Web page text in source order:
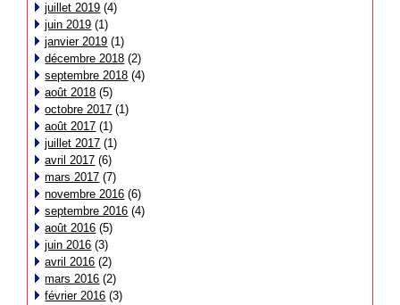
juillet 2019 (4)
juin 2019 (1)
janvier 2019 (1)
décembre 2018 (2)
septembre 2018 (4)
août 2018 (5)
octobre 2017 (1)
août 2017 (1)
juillet 2017 (1)
avril 2017 (6)
mars 2017 (7)
novembre 2016 (6)
septembre 2016 (4)
août 2016 (5)
juin 2016 (3)
avril 2016 (2)
mars 2016 (2)
février 2016 (3)